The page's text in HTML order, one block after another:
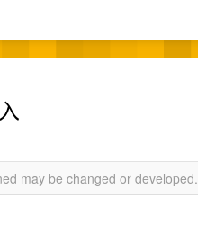
may be changed or developed.